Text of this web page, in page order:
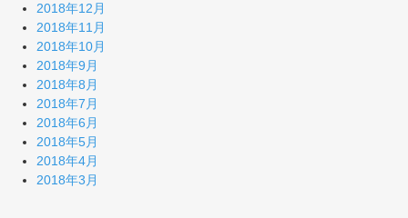
2018年12月
2018年11月
2018年10月
2018年9月
2018年8月
2018年7月
2018年6月
2018年5月
2018年4月
2018年3月